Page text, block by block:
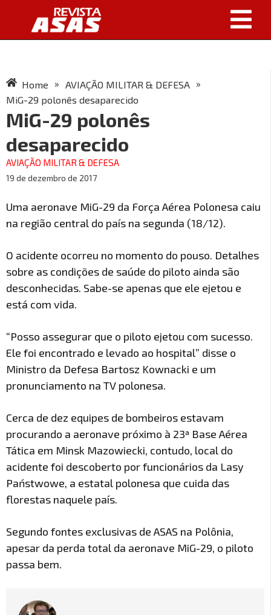
Home » AVIAÇÃO MILITAR & DEFESA »
MiG-29 polonês desaparecido
MiG-29 polonês
desaparecido
AVIAÇÃO MILITAR & DEFESA
19 de dezembro de 2017
Uma aeronave MiG-29 da Força Aérea Polonesa caiu
na região central do país na segunda (18/12).
O acidente ocorreu no momento do pouso. Detalhes
sobre as condições de saúde do piloto ainda são
desconhecidas. Sabe-se apenas que ele ejetou e
está com vida.
“Posso assegurar que o piloto ejetou com sucesso.
Ele foi encontrado e levado ao hospital” disse o
Ministro da Defesa Bartosz Kownacki e um
pronunciamento na TV polonesa.
Cerca de dez equipes de bombeiros estavam
procurando a aeronave próximo à 23ª Base Aérea
Tática em Minsk Mazowiecki, contudo, local do
acidente foi descoberto por funcionários da Lasy
Państwowe, a estatal polonesa que cuida das
florestas naquele país.
Segundo fontes exclusivas de ASAS na Polônia,
apesar da perda total da aeronave MiG-29, o piloto
passa bem.